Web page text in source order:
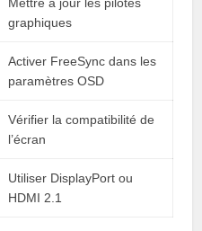
graphiques
Activer FreeSync dans les
paramètres OSD
Vérifier la compatibilité de
l’écran
Utiliser DisplayPort ou
HDMI 2.1